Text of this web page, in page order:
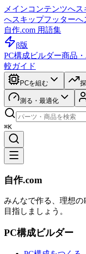
メインコンテンツへス
へスキップフッターへ
自作.com 用語集
β版
PC構成ビルダー商品
較ガイド
PCを組む
測る・最適化
⌘K
自作.com
みんなで作る、理想の
目指しましょう。
PC構成ビルダー